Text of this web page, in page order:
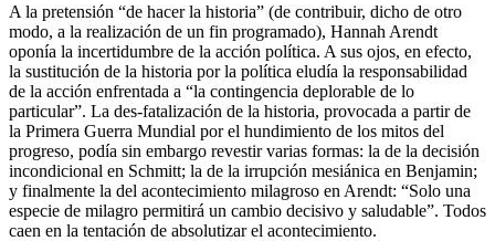
A la pretensión “de hacer la historia” (de contribuir, dicho de otro
modo, a la realización de un fin programado), Hannah Arendt
oponía la incertidumbre de la acción política. A sus ojos, en efecto,
la sustitución de la historia por la política eludía la responsabilidad
de la acción enfrentada a “la contingencia deplorable de lo
particular”. La des-fatalización de la historia, provocada a partir de
la Primera Guerra Mundial por el hundimiento de los mitos del
progreso, podía sin embargo revestir varias formas: la de la decisión
incondicional en Schmitt; la de la irrupción mesiánica en Benjamin;
y finalmente la del acontecimiento milagroso en Arendt: “Solo una
especie de milagro permitirá un cambio decisivo y saludable”. Todos
caen en la tentación de absolutizar el acontecimiento.